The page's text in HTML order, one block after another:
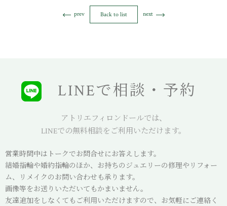
prev Back to list next
LINEで相談・予約
アトリエフィロンドールでは、
LINEでの無料相談をご利用いただけます。
営業時間中はトークでお問合せにお答えします。
結婚指輪や婚約指輪のほか、お持ちのジュエリーの修理やリフォー
ム、リメイクのお問い合わせも承ります。
画像等をお送りいただいてもかまいません。
友達追加をしなくてもご利用いただけますので、お気軽にご連絡く